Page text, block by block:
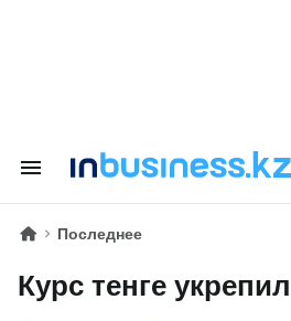
Последнее
Курс тенге